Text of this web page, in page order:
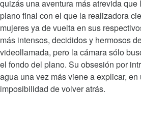
quizás una aventura más atrevida
plano final con el que la realizadora
mujeres ya de vuelta en sus
más intensos, decididos y hermosos
videollamada, pero la cámara sólo
el fondo del plano. Su obsesión por
agua una vez más viene a explicar,
imposibilidad de volver atrás.